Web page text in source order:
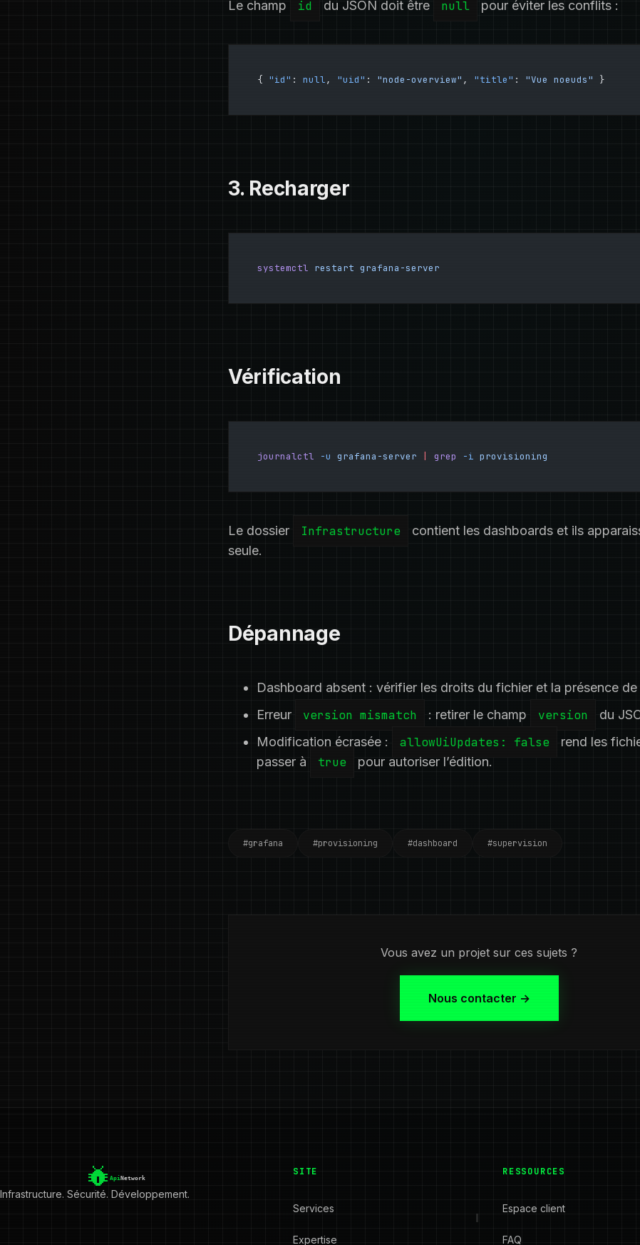
Le champ id du JSON doit être null pour éviter les conflits :
{ "id" : null, "uid" : "node-overview" , "title" : "Vue noeuds" }
3. Recharger
systemctl restart grafana-server
Vérification
journalctl -u grafana-server grep -i provisioning
Le dossier Infrastructure
contient les dashboards et ils
seule.
Dépannage
Dashboard absent : vérifier les droits du fichier et la présence de
Erreur
version mismatch : retirer le champ version
du
Modification écrasée :
allowUiUpdates: false
rend les
passer à
true pour autoriser l’édition.
#grafana #provisioning #dashboard #supervision
Vous avez un projet sur ces sujets ?
Nous contacter →
Infrastructure. Sécurité. Développement.
SITE
Services
Expertise
RESSOURCES
Espace client
FAQ